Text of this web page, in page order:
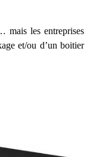
mais les entreprises
et/ou d’un boitier